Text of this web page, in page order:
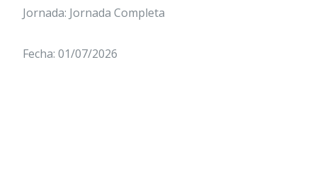
Jornada: Jornada Completa
Fecha: 01/07/2026